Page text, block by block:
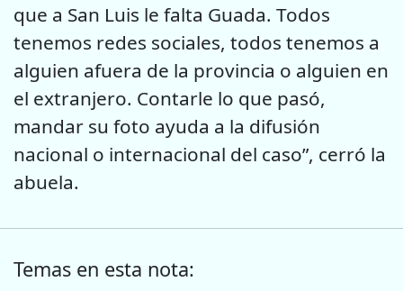
que a San Luis le falta Guada. Todos
tenemos redes sociales, todos tenemos a
alguien afuera de la provincia o alguien en
el extranjero. Contarle lo que pasó,
mandar su foto ayuda a la difusión
nacional o internacional del caso”, cerró la
abuela.
Temas en esta nota: